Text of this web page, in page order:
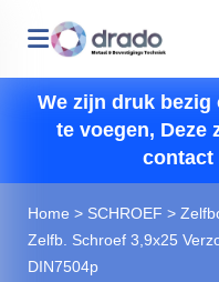
We zijn druk
te voegen, Deze
contact
Home > SCHROEF >
Zelfb. Schroef 3,9x25
DIN7504p